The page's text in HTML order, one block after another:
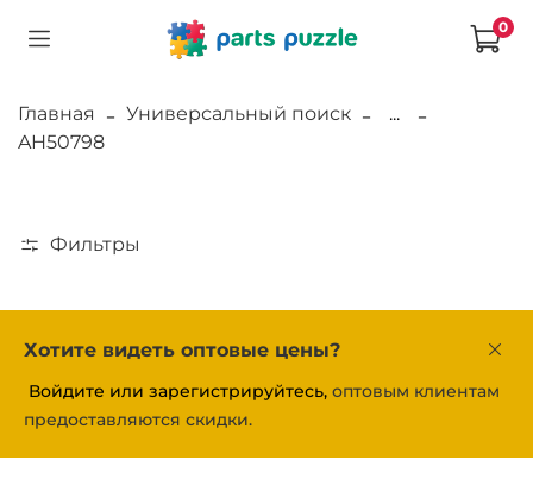
0
Главная Универсальный поиск
...
AH50798
Фильтры
Хотите видеть оптовые цены?
Войдите или зарегистрируйтесь, оптовым клиентам
предоставляются скидки.